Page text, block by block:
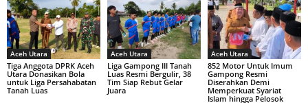
Aceh Utara
Tiga Anggota DPRK Aceh
Utara Donasikan Bola
untuk Liga Persahabatan
Tanah Luas
Aceh Utara
Liga Gampong III Tanah
Luas Resmi Bergulir, 38
Tim Siap Rebut Gelar
Juara
Aceh Utara
852 Motor Untuk Imum
Gampong Resmi
Diserahkan Demi
Memperkuat Syariat
Islam hingga Pelosok